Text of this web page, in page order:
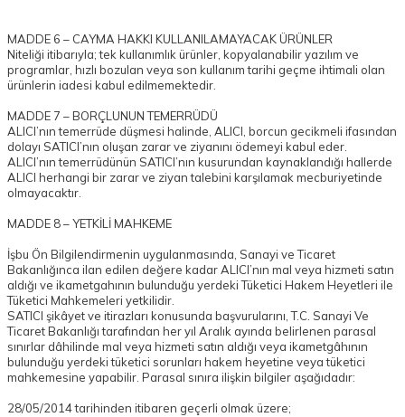
MADDE 6 – CAYMA HAKKI KULLANILAMAYACAK ÜRÜNLER
Niteliği itibarıyla; tek kullanımlık ürünler, kopyalanabilir yazılım ve
programlar, hızlı bozulan veya son kullanım tarihi geçme ihtimali olan
ürünlerin iadesi kabul edilmemektedir.
MADDE 7 – BORÇLUNUN TEMERRÜDÜ
ALICI’nın temerrüde düşmesi halinde, ALICI, borcun gecikmeli ifasından
dolayı SATICI’nın oluşan zarar ve ziyanını ödemeyi kabul eder.
ALICI’nın temerrüdünün SATICI’nın kusurundan kaynaklandığı hallerde
ALICI herhangi bir zarar ve ziyan talebini karşılamak mecburiyetinde
olmayacaktır.
MADDE 8 – YETKİLİ MAHKEME
İşbu Ön Bilgilendirmenin uygulanmasında, Sanayi ve Ticaret
Bakanlığınca ilan edilen değere kadar ALICI’nın mal veya hizmeti satın
aldığı ve ikametgahının bulunduğu yerdeki Tüketici Hakem Heyetleri ile
Tüketici Mahkemeleri yetkilidir.
SATICI şikâyet ve itirazları konusunda başvurularını, T.C. Sanayi Ve
Ticaret Bakanlığı tarafından her yıl Aralık ayında belirlenen parasal
sınırlar dâhilinde mal veya hizmeti satın aldığı veya ikametgâhının
bulunduğu yerdeki tüketici sorunları hakem heyetine veya tüketici
mahkemesine yapabilir. Parasal sınıra ilişkin bilgiler aşağıdadır:
28/05/2014 tarihinden itibaren geçerli olmak üzere;